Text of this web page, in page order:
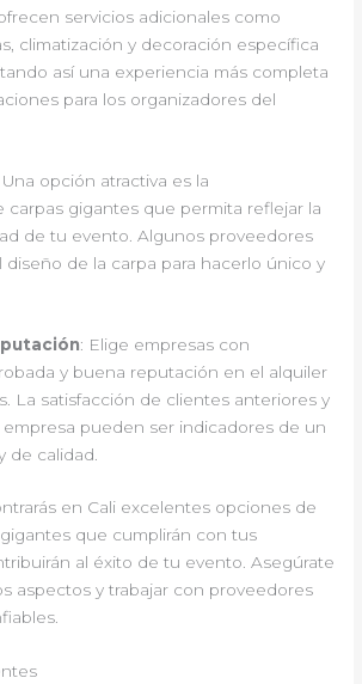
servicios adicionales como
climatización y decoración específica
así una experiencia más completa
para los organizadores del
Una opción atractiva es la
carpas gigantes que permita reflejar la
de tu evento. Algunos proveedores
de la carpa para hacerlo único y
: Elige empresas con
y buena reputación en el alquiler
La satisfacción de clientes anteriores y
empresa pueden ser indicadores de un
de calidad.
en Cali excelentes opciones de
que cumplirán con tus
al éxito de tu evento. Asegúrate
aspectos y trabajar con proveedores